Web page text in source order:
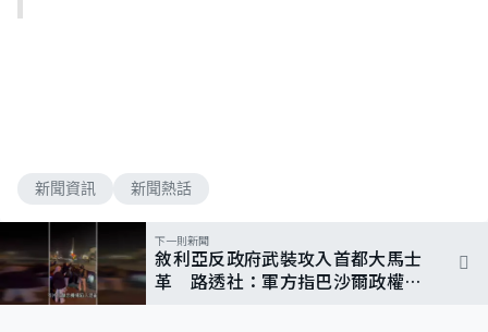
新聞資訊 新聞熱話
下一則新聞
敘利亞反政府武裝攻入首都大馬士
革 路透社：軍方指巴沙爾政權已